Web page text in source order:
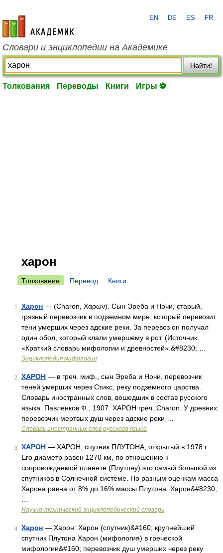
academic.ru
EN DE ES FR
Словари и энциклопедии на Академике
Найти!
Толкования Переводы Книги Игры ⚽
харон
Толкование Перевод Книги
1 Харон — (Charon, Χάρων). Сын Эреба и Ночи, старый,
грязный перевозчик в подземном мире, который перевозит
тени умерших через адские реки. За перевоз он получал
один обол, который клали умершему в рот. (Источник:
«Краткий словарь мифологии и древностей».&#8230; …
Энциклопедия мифологии
2 ХАРОН — в греч. миф., сын Эреба и Ночи, перевозчик
теней умерших через Стикс, реку подземного царства.
Словарь иностранных слов, вошедших в состав русского
языка. Павленков Ф., 1907. ХАРОН греч. Charon. У древних:
перевозчик мертвых душ через адские реки …
Словарь иностранных слов русского языка
3 ХАРОН — ХАРОН, спутник ПЛУТОНА, открытый в 1978 г.
Его диаметр равен 1270 км, по отношению к
сопровождаемой планете (Плутону) это самый большой из
спутников в Солнечной системе. По разным оценкам масса
Харона равна от 8% до 16% массы Плутона. Харон&#8230;
Научно-технический энциклопедический словарь
4 Харон — Харон: Харон (спутник)&#160; крупнейший
спутник Плутона Харон (мифология) в греческой
мифологии&#160; перевозчик душ умерших через реку